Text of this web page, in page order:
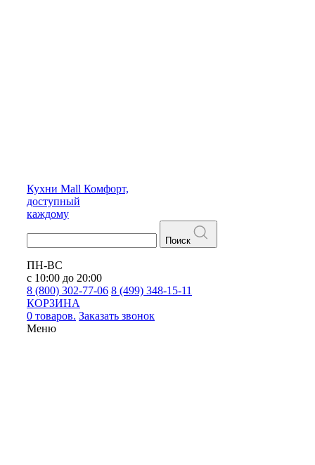
Кухни Mall Комфорт,
доступный
каждому
Поиск
ПН-ВС
с 10:00 до 20:00
8 (800) 302-77-06 8 (499) 348-15-11
КОРЗИНА
0 товаров. Заказать звонок
Меню